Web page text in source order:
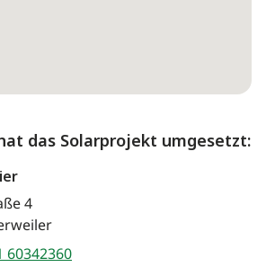
das Solarprojekt umgesetzt:
4
60342360